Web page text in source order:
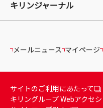
キリンジャーナル
メールニュース マイページ
サイトのご利用にあたって
キリングループ Webアクセ